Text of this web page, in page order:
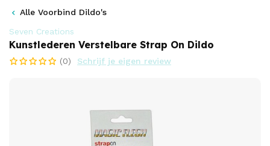
Alle Voorbind Dildo's
Seven Creations
Kunstlederen Verstelbare Strap On Dildo
(0) Schrijf je eigen review